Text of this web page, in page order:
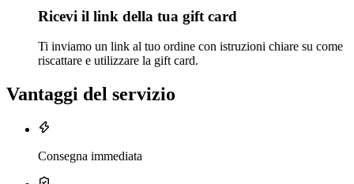
Ricevi il link della tua gift card
Ti inviamo un link al tuo ordine con istruzioni chiare su come
riscattare e utilizzare la gift card.
Vantaggi del servizio
Consegna immediata